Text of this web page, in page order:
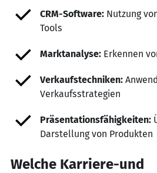
CRM-Software: Nutzung
Tools
Marktanalyse: Erkennen
Verkaufstechniken:
Verkaufsstrategien
Präsentationsfähigkeiten:
Darstellung von Produkten
Welche Karriere-und